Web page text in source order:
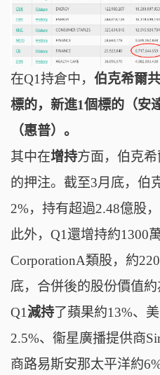
在Q1持倉中， 伯克希爾
標的，新進1個標的（安
（惠普）。
其中在增持方面， 伯克希
的押注。 截至3月底，伯
2%，持有超過2.48億股
此外， Q1還增持約1300
CorporationA類股，約
底，合併後的股份價值約
Q1減持了蘋果約13%、
2.5%、 衞星廣播提供商
商路易斯安那太平洋約